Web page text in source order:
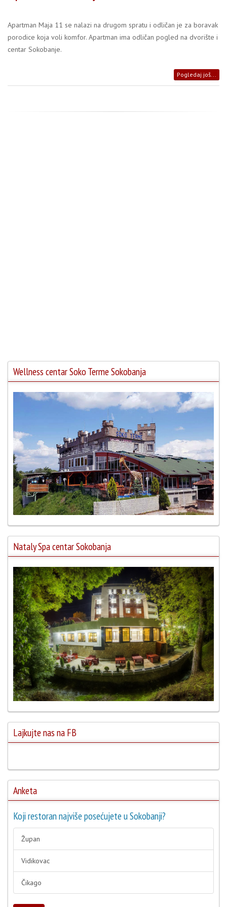
Apartman Maja 11 se nalazi na drugom spratu i odličan je za boravak
porodice koja voli komfor. Apartman ima odličan pogled na dvorište i
centar Sokobanje.
Pogledaj još...
Wellness centar Soko Terme Sokobanja
Nataly Spa centar Sokobanja
Lajkujte nas na FB
Anketa
Koji restoran najviše posećujete u Sokobanji?
Župan
Vidikovac
Čikago